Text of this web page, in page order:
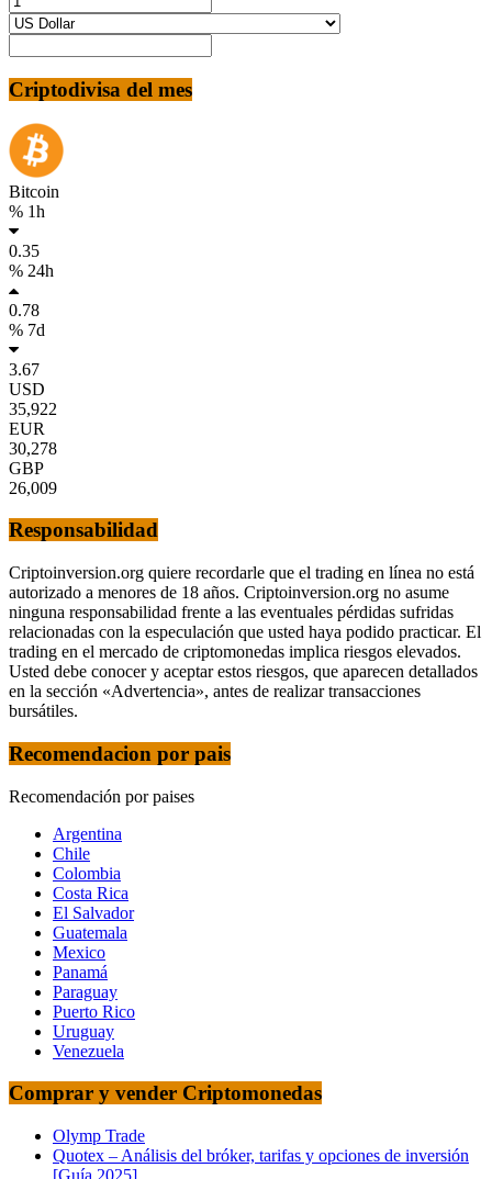
Criptodivisa del mes
Bitcoin
% 1h
0.35
% 24h
0.78
% 7d
3.67
USD
35,922
EUR
30,278
GBP
26,009
Responsabilidad
Criptoinversion.org quiere recordarle que el trading en línea no está
autorizado a menores de 18 años. Criptoinversion.org no asume
ninguna responsabilidad frente a las eventuales pérdidas sufridas
relacionadas con la especulación que usted haya podido practicar. El
trading en el mercado de criptomonedas implica riesgos elevados.
Usted debe conocer y aceptar estos riesgos, que aparecen detallados
en la sección «Advertencia», antes de realizar transacciones
bursátiles.
Recomendacion por pais
Recomendación por paises
Argentina
Chile
Colombia
Costa Rica
El Salvador
Guatemala
Mexico
Panamá
Paraguay
Puerto Rico
Uruguay
Venezuela
Comprar y vender Criptomonedas
Olymp Trade
Quotex – Análisis del bróker, tarifas y opciones de inversión
[Guía 2025]